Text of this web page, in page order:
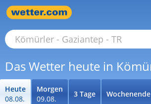
Das Wetter heute in
Heute
08.08.
Morgen
09.08.
3 Tage Wochenende